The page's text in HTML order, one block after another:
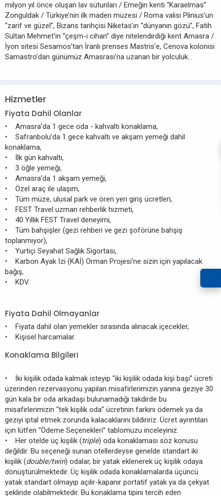
milyon yıl önce oluşan lav sütunları / Emeğin kenti “Karaelmas”
Zonguldak / Türkiye’nin ilk maden müzesi / Roma valisi Plinius’un
“zarif ve güzel”, Bizans tarihçisi Niketas’ın “dünyanın gözü”, Fatih
Sultan Mehmet’in “çeşm-i cihan” diye nitelendirdiği kent Amasra /
İyon sitesi Sesamos’tan İranlı prenses Mastris’e, Cenova kolonisi
Samastro’dan günümüz Amasrası’na uzanan bir yolculuk…
Hizmetler
Fiyata Dahil Olanlar
• Amasra’da 1 gece oda - kahvaltı konaklama,
• Safranbolu’da 1 gece kahvaltı ve akşam yemeği dahil
konaklama,
• İlk gün kahvaltı,
• 3 öğle yemeği,
• Amasra’da 1 akşam yemeği,
• Özel araç ile ulaşım,
• Tüm müze, ulusal park ve ören yeri giriş ücretleri,
• FEST Travel uzman rehberlik hizmeti,
• 40 Yıllık FEST Travel deneyimi,
• Tüm bahşişler (gezi rehberi ve gezi şoförüne bahşiş
toplanmıyor),
• Yurtiçi Seyahat Sağlık Sigortası,
• Karbon Ayak İzi (KAİ) Orman Projesi’ne sizin için yapılacak
bağış,
• KDV.
Fiyata Dahil Olmayanlar
• Fiyata dahil olan yemekler sırasında alınacak içecekler,
• Kişisel harcamalar.
Konaklama Bilgileri
• İki kişilik odada kalmak isteyip “iki kişilik odada kişi başı” ücreti
üzerinden rezervasyonu yapılan misafirlerimizin yanına geziye 30
gün kala bir oda arkadaşı bulunamadığı takdirde bu
misafirlerimizin “tek kişilik oda” ücretinin farkını ödemek ya da
geziyi iptal etmek zorunda kalacaklarını bildiririz. Ücret ayrıntıları
için lütfen “Ödeme Seçenekleri” tablomuzu inceleyiniz.
• Her otelde üç kişilik (triple) oda konaklaması söz konusu
değildir. Bu seçeneği sunan otellerdeyse genelde standart iki
kişilik (double/twin) odalar, bir yatak eklenerek üç kişilik odaya
dönüştürülmektedir. Üç kişilik odada konaklamalarda üçüncü
yatak standart olmayıp açılır-kapanır portatif yatak ya da çekyat
şeklinde olabilmektedir. Bu konaklama tipini tercih eden